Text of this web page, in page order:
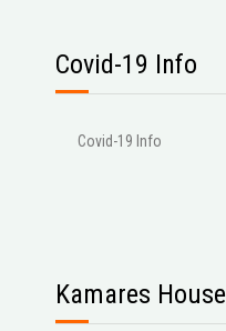
Covid-19 Info
Covid-19 Info
Kamares House